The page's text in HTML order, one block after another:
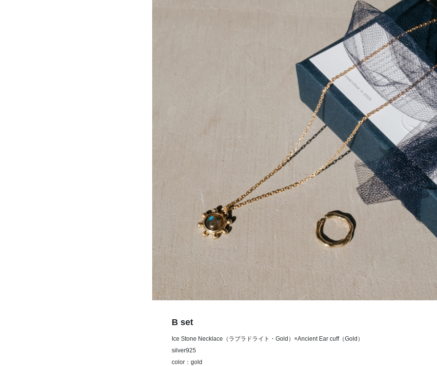
B set
Ice Stone Necklace（ラブラドライト・Gold）×Ancient Ear cuff（Gold）
silver925
color：gold